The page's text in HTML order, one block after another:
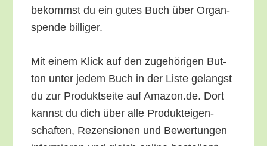
bekommst du ein gutes Buch über Organ­
spen­de billiger.
Mit einem Klick auf den zuge­hö­ri­gen But­
ton unter jedem Buch in der Lis­te gelangst
du zur Pro­dukt­sei­te auf Amazon.de. Dort
kannst du dich über alle Pro­duk­tei­gen­
schaf­ten, Rezen­sio­nen und Bewer­tun­gen